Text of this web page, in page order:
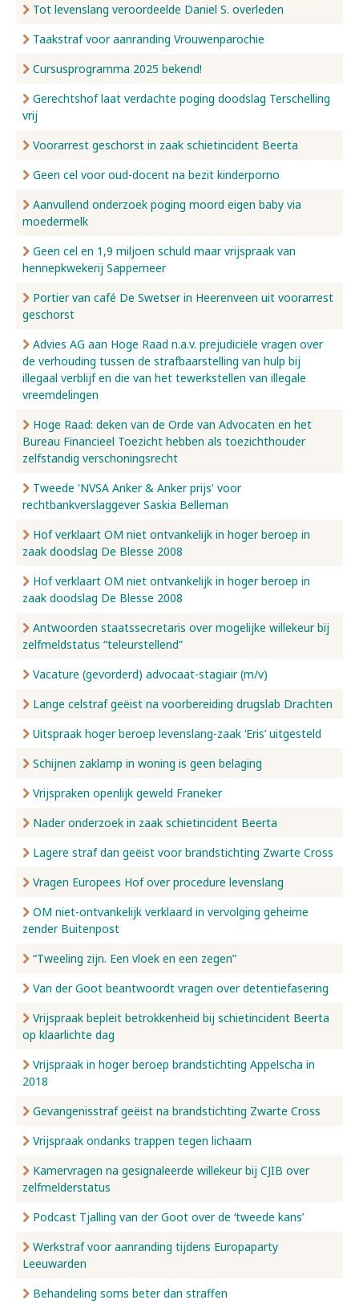
Tot levenslang veroordeelde Daniel S. overleden
Taakstraf voor aanranding Vrouwenparochie
Cursusprogramma 2025 bekend!
Gerechtshof laat verdachte poging doodslag Terschelling
vrij
Voorarrest geschorst in zaak schietincident Beerta
Geen cel voor oud-docent na bezit kinderporno
Aanvullend onderzoek poging moord eigen baby via
moedermelk
Geen cel en 1,9 miljoen schuld maar vrijspraak van
hennepkwekerij Sappemeer
Portier van café De Swetser in Heerenveen uit voorarrest
geschorst
Advies AG aan Hoge Raad n.a.v. prejudiciële vragen over
de verhouding tussen de strafbaarstelling van hulp bij
illegaal verblijf en die van het tewerkstellen van illegale
vreemdelingen
Hoge Raad: deken van de Orde van Advocaten en het
Bureau Financieel Toezicht hebben als toezichthouder
zelfstandig verschoningsrecht
Tweede 'NVSA Anker & Anker prijs' voor
rechtbankverslaggever Saskia Belleman
Hof verklaart OM niet ontvankelijk in hoger beroep in
zaak doodslag De Blesse 2008
Hof verklaart OM niet ontvankelijk in hoger beroep in
zaak doodslag De Blesse 2008
Antwoorden staatssecretaris over mogelijke willekeur bij
zelfmeldstatus “teleurstellend”
Vacature (gevorderd) advocaat-stagiair (m/v)
Lange celstraf geëist na voorbereiding drugslab Drachten
Uitspraak hoger beroep levenslang-zaak ‘Eris’ uitgesteld
Schijnen zaklamp in woning is geen belaging
Vrijspraken openlijk geweld Franeker
Nader onderzoek in zaak schietincident Beerta
Lagere straf dan geëist voor brandstichting Zwarte Cross
Vragen Europees Hof over procedure levenslang
OM niet-ontvankelijk verklaard in vervolging geheime
zender Buitenpost
“Tweeling zijn. Een vloek en een zegen”
Van der Goot beantwoordt vragen over detentiefasering
Vrijspraak bepleit betrokkenheid bij schietincident Beerta
op klaarlichte dag
Vrijspraak in hoger beroep brandstichting Appelscha in
2018
Gevangenisstraf geëist na brandstichting Zwarte Cross
Vrijspraak ondanks trappen tegen lichaam
Kamervragen na gesignaleerde willekeur bij CJIB over
zelfmelderstatus
Podcast Tjalling van der Goot over de ‘tweede kans’
Werkstraf voor aanranding tijdens Europaparty
Leeuwarden
Behandeling soms beter dan straffen